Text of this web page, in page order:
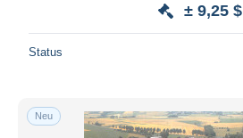
± 9,25 $
Status
Neu